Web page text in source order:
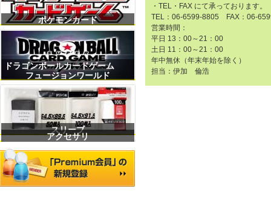
・TEL・FAX にて承っております。
TEL：06-6599-8805 FAX：06-
営業時間：
平日 13：00～21：00
土日 11：00～21：00
年中無休（年末年始を除く）
担当：伊加 倫浩
ポケモンカード
ドラゴンボールカードゲーム
フュージョンワールド
スリーブ
アクセサリ